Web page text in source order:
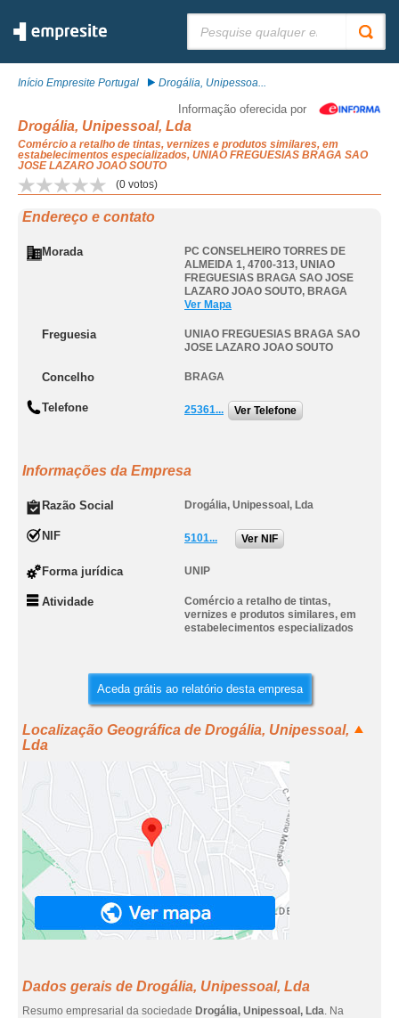
Início Empresite Portugal Drogália, Unipessoa...
Informação oferecida por
Drogália, Unipessoal, Lda
Comércio a retalho de tintas, vernizes e produtos similares, em
estabelecimentos especializados, UNIAO FREGUESIAS BRAGA SAO
JOSE LAZARO JOAO SOUTO
(0 votos)
Endereço e contato
Morada
PC CONSELHEIRO TORRES DE
ALMEIDA 1, 4700-313, UNIAO
FREGUESIAS BRAGA SAO JOSE
LAZARO JOAO SOUTO, BRAGA
Ver Mapa
Freguesia
UNIAO FREGUESIAS BRAGA SAO
JOSE LAZARO JOAO SOUTO
Concelho BRAGA
Telefone 25361... Ver Telefone
Informações da Empresa
Razão Social Drogália, Unipessoal, Lda
NIF 5101... Ver NIF
Forma jurídica UNIP
Atividade
Comércio a retalho de tintas,
vernizes e produtos similares, em
estabelecimentos especializados
Aceda grátis ao relatório desta empresa
Localização Geográfica de Drogália, Unipessoal,
Lda
Dados gerais de Drogália, Unipessoal, Lda
Resumo empresarial da sociedade Drogália, Unipessoal, Lda. Na